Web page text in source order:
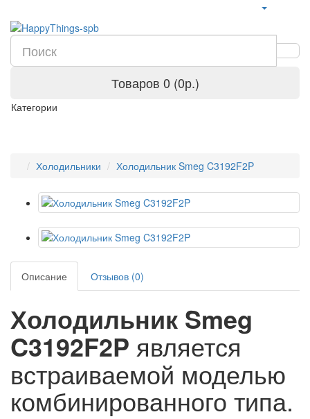
Товаров 0 (0р.)
Категории
Холодильники Холодильник Smeg C3192F2P
Описание Отзывов (0)
Холодильник Smeg
C3192F2P является
встраиваемой моделью
комбинированного типа.